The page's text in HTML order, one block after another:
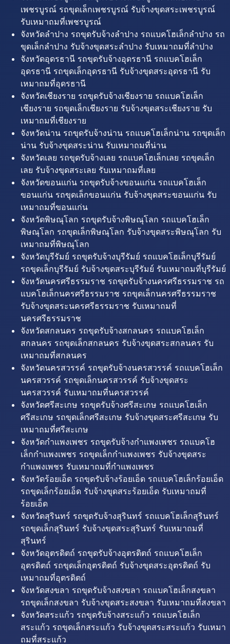
เพชรบูรณ์ รถขุดเล็กเพชรบูรณ์ รับจ้างขุดสระเพชรบูรณ์
รับเหมาถมที่เพชรบูรณ์
จังหวัดลำปาง รถขุดรับจ้างลำปาง รถแบคโฮเล็กลำปาง รถ
ขุดเล็กลำปาง รับจ้างขุดสระลำปาง รับเหมาถมที่ลำปาง
จังหวัดอุดรธานี รถขุดรับจ้างอุดรธานี รถแบคโฮเล็ก
อุดรธานี รถขุดเล็กอุดรธานี รับจ้างขุดสระอุดรธานี รับ
เหมาถมที่อุดรธานี
จังหวัดเชียงราย รถขุดรับจ้างเชียงราย รถแบคโฮเล็ก
เชียงราย รถขุดเล็กเชียงราย รับจ้างขุดสระเชียงราย รับ
เหมาถมที่เชียงราย
จังหวัดน่าน รถขุดรับจ้างน่าน รถแบคโฮเล็กน่าน รถขุดเล็ก
น่าน รับจ้างขุดสระน่าน รับเหมาถมที่น่าน
จังหวัดเลย รถขุดรับจ้างเลย รถแบคโฮเล็กเลย รถขุดเล็ก
เลย รับจ้างขุดสระเลย รับเหมาถมที่เลย
จังหวัดขอนแก่น รถขุดรับจ้างขอนแก่น รถแบคโฮเล็ก
ขอนแก่น รถขุดเล็กขอนแก่น รับจ้างขุดสระขอนแก่น รับ
เหมาถมที่ขอนแก่น
จังหวัดพิษณุโลก รถขุดรับจ้างพิษณุโลก รถแบคโฮเล็ก
พิษณุโลก รถขุดเล็กพิษณุโลก รับจ้างขุดสระพิษณุโลก รับ
เหมาถมที่พิษณุโลก
จังหวัดบุรีรัมย์ รถขุดรับจ้างบุรีรัมย์ รถแบคโฮเล็กบุรีรัมย์
รถขุดเล็กบุรีรัมย์ รับจ้างขุดสระบุรีรัมย์ รับเหมาถมที่บุรีรัมย์
จังหวัดนครศรีธรรมราช รถขุดรับจ้างนครศรีธรรมราช รถ
แบคโฮเล็กนครศรีธรรมราช รถขุดเล็กนครศรีธรรมราช
รับจ้างขุดสระนครศรีธรรมราช รับเหมาถมที่
นครศรีธรรมราช
จังหวัดสกลนคร รถขุดรับจ้างสกลนคร รถแบคโฮเล็ก
สกลนคร รถขุดเล็กสกลนคร รับจ้างขุดสระสกลนคร รับ
เหมาถมที่สกลนคร
จังหวัดนครสวรรค์ รถขุดรับจ้างนครสวรรค์ รถแบคโฮเล็ก
นครสวรรค์ รถขุดเล็กนครสวรรค์ รับจ้างขุดสระ
นครสวรรค์ รับเหมาถมที่นครสวรรค์
จังหวัดศรีสะเกษ รถขุดรับจ้างศรีสะเกษ รถแบคโฮเล็ก
ศรีสะเกษ รถขุดเล็กศรีสะเกษ รับจ้างขุดสระศรีสะเกษ รับ
เหมาถมที่ศรีสะเกษ
จังหวัดกำแพงเพชร รถขุดรับจ้างกำแพงเพชร รถแบคโฮ
เล็กกำแพงเพชร รถขุดเล็กกำแพงเพชร รับจ้างขุดสระ
กำแพงเพชร รับเหมาถมที่กำแพงเพชร
จังหวัดร้อยเอ็ด รถขุดรับจ้างร้อยเอ็ด รถแบคโฮเล็กร้อยเอ็ด
รถขุดเล็กร้อยเอ็ด รับจ้างขุดสระร้อยเอ็ด รับเหมาถมที่
ร้อยเอ็ด
จังหวัดสุรินทร์ รถขุดรับจ้างสุรินทร์ รถแบคโฮเล็กสุรินทร์
รถขุดเล็กสุรินทร์ รับจ้างขุดสระสุรินทร์ รับเหมาถมที่
สุรินทร์
จังหวัดอุตรดิตถ์ รถขุดรับจ้างอุตรดิตถ์ รถแบคโฮเล็ก
อุตรดิตถ์ รถขุดเล็กอุตรดิตถ์ รับจ้างขุดสระอุตรดิตถ์ รับ
เหมาถมที่อุตรดิตถ์
จังหวัดสงขลา รถขุดรับจ้างสงขลา รถแบคโฮเล็กสงขลา
รถขุดเล็กสงขลา รับจ้างขุดสระสงขลา รับเหมาถมที่สงขลา
จังหวัดสระแก้ว รถขุดรับจ้างสระแก้ว รถแบคโฮเล็ก
สระแก้ว รถขุดเล็กสระแก้ว รับจ้างขุดสระสระแก้ว รับเหมา
ถมที่สระแก้ว